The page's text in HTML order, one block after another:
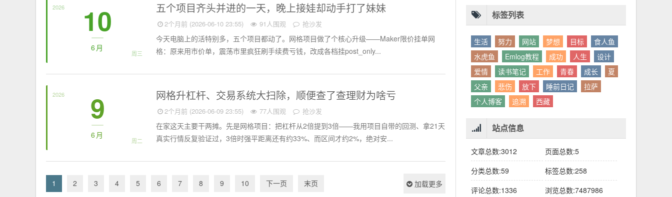
2026 10
6月
周三
五个项目齐头并进的一天，晚上接娃却动手打了妹妹
2个月前 (2026-06-10 23:55) 91人围观 抢沙发
今天电脑上的活特别多，五个项目都动了。网格项目做了个核心升级——Maker限价挂单网
格：原来用市价单，震荡市里疯狂刷手续费亏钱，改成各档挂post_only...
2026 9
6月
周二
网格升杠杆、交易系统大扫除，顺便查了查理财为啥亏
2个月前 (2026-06-09 23:55) 77人围观 抢沙发
在家这天主要干两摊。先是网格项目：把杠杆从2倍提到3倍——我用项目自带的回测、拿21天
真实行情反复验证过，3倍时强平距离还有约33%、而区间才约2%，绝对安...
1 2 3 4 5 6 7 8 9 10 下一页 末页 加载更多
标签列表
生活 努力 网站 梦想 目标
食人鱼
水虎鱼
Emlog教程 成功 人生
设计
爱情
读书笔记 工作 青春 成长
夏
父亲
悲伤 放下 睡前日记
拉萨
个人博客
追溯 西藏
站点信息
文章总数:3012
页面总数:5
分类总数:59
标签总数:258
评论总数:1336
浏览总数:7487986